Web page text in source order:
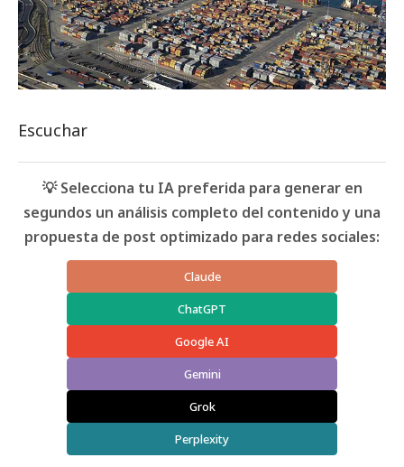
Escuchar
💡 Selecciona tu IA preferida para generar en
segundos un análisis completo del contenido y una
propuesta de post optimizado para redes sociales:
Claude
ChatGPT
Google AI
Gemini
Grok
Perplexity